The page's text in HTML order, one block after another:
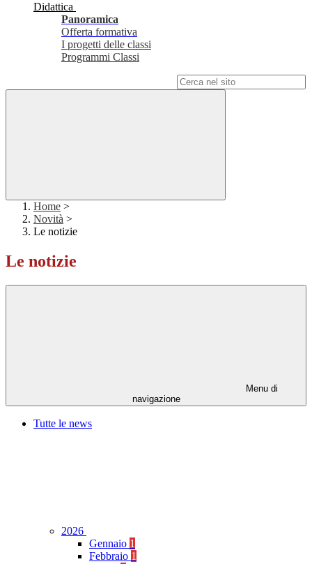
Didattica
Panoramica
Offerta formativa
I progetti delle classi
Programmi Classi
Home >
Novità >
Le notizie
Le notizie
Menu di
navigazione
Tutte le news
2026
Gennaio 1
Febbraio 1